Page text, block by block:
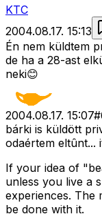
KTC
2004.08.17. 15:13
Én nem küldtem
de ha a 28-ast
neki😊
2004.08.17. 15:07#
bárki is küldött
odaértem eltûnt...
If your idea of
unless you live a
experiences. The
be done with it.